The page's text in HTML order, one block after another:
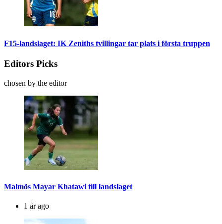
F15-landslaget: IK Zeniths tvillingar tar plats i första truppen
Editors Picks
chosen by the editor
Malmös Mayar Khatawi till landslaget
1 år ago